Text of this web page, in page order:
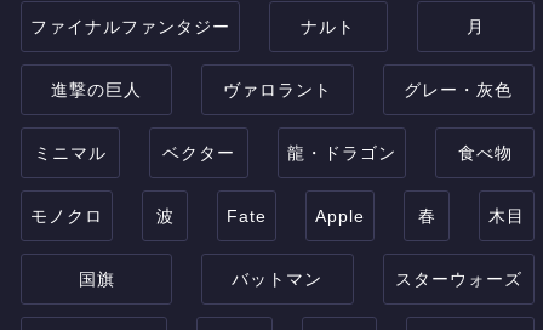
ファイナルファンタジー ナルト 月
進撃の巨人 ヴァロラント グレー・灰色
ミニマル ベクター 龍・ドラゴン 食べ物
モノクロ 波 Fate Apple 春 木目
国旗 バットマン スターウォーズ